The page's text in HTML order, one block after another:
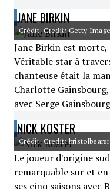
JANE BIRKIN
Crédit: Credit: Getty
Jane Birkin est morte,
Véritable star à
chanteuse était la
Charlotte
avec Serge
NICK KOSTER
Crédit: Credit:
Le joueur d'origine
remarquable sur et
ses cinq saisons